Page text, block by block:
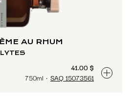
AU RHUM
41.00 $
750ml
SAQ 15073561